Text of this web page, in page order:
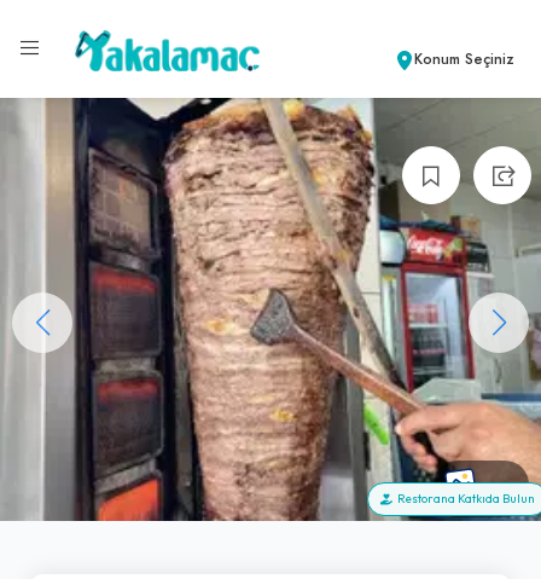
Konum Seçiniz
+18
Restorana Katkıda Bulun